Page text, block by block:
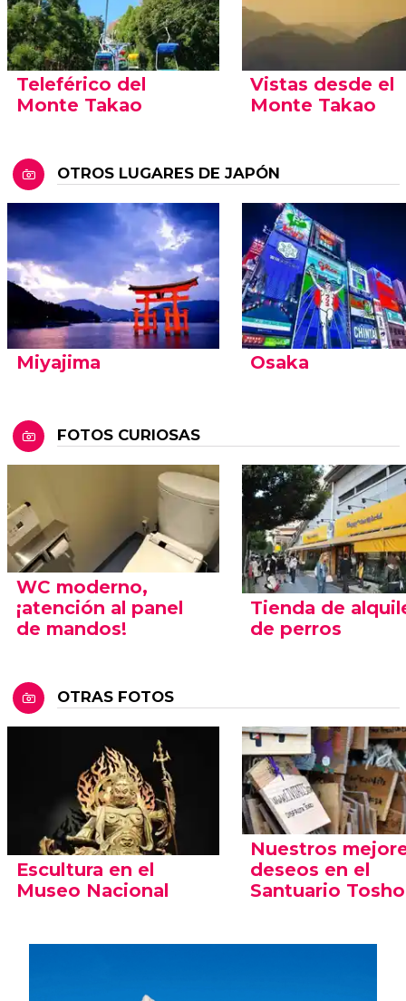
Teleférico del
Monte Takao
Vistas desde el
Monte Takao
OTROS LUGARES DE JAPÓN
Miyajima Osaka
FOTOS CURIOSAS
WC moderno,
¡atención al panel
de mandos!
Tienda de
de perros
OTRAS FOTOS
Escultura en el
Museo Nacional
Nuestros
deseos en el
Santuario